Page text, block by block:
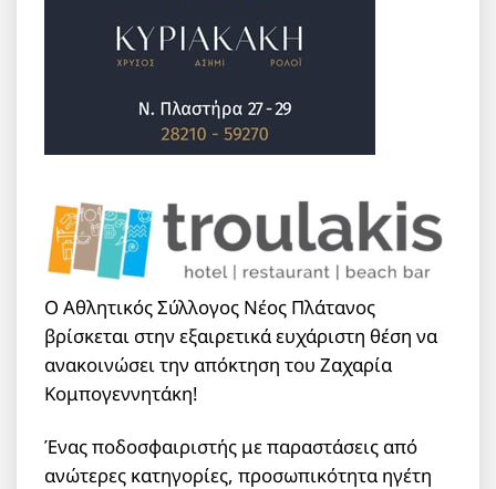
Ο Αθλητικός Σύλλογος Νέος Πλάτανος
βρίσκεται στην εξαιρετικά ευχάριστη θέση να
ανακοινώσει την απόκτηση του Ζαχαρία
Κομπογεννητάκη!
Ένας ποδοσφαιριστής με παραστάσεις από
ανώτερες κατηγορίες, προσωπικότητα ηγέτη